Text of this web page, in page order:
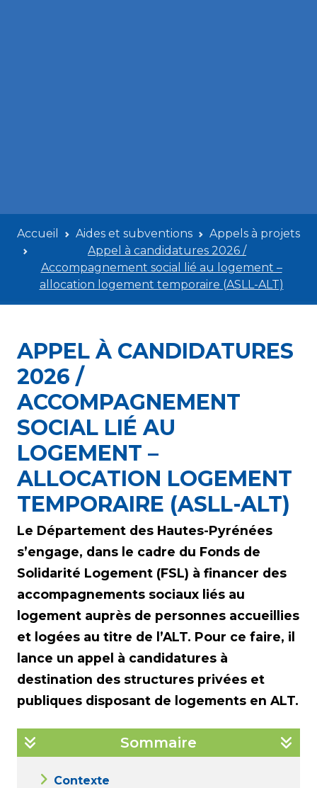
Accueil Aides et subventions
Appels à projets
Appel à candidatures 2026 /
Accompagnement social lié au logement –
allocation logement temporaire (ASLL-ALT)
APPEL À CANDIDATURES
2026 /
ACCOMPAGNEMENT
SOCIAL LIÉ AU
LOGEMENT –
ALLOCATION LOGEMENT
TEMPORAIRE (ASLL-ALT)
Le Département des Hautes-Pyrénées
s’engage, dans le cadre du Fonds de
Solidarité Logement (FSL) à financer des
accompagnements sociaux liés au
logement auprès de personnes accueillies
et logées au titre de l’ALT. Pour ce faire, il
lance un appel à candidatures à
destination des structures privées et
publiques disposant de logements en ALT.
Sommaire
Contexte